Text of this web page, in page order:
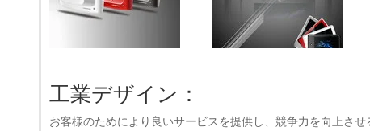
工業デザイン：
お客様のためにより良いサービスを提供し、競争力を向上さ